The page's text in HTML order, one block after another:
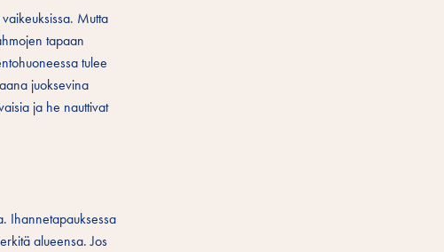
Mutta
tapaan
tulee
juoksevina
ja he nauttivat
Ihannetapauksessa
alueensa. Jos